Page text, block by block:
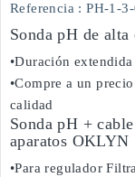
Referencia : PH-1-
Sonda pH de alta
•Duración
•Compre a un
calidad
Sonda pH +
aparatos OKLYN
•Para regulador